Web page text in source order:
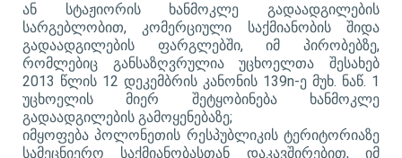
ან სტაჟიორის ხანმოკლე გადაადგილების
სარგებლობით, კომერციული საქმიანობის შიდა
გადაადგილების ფარგლებში, იმ პირობებზე,
რომლებიც განსაზღვრულია უცხოელთა შესახებ
2013 წლის 12 დეკემბრის კანონის 139n-ე მუხ. ნაწ. 1
უცხოელის მიერ შეტყობინება ხანმოკლე
გადაადგილების გამოყენებაზე;
იმყოფება პოლონეთის რესპუბლიკის ტერიტორიაზე
სამეცნიერო საქმიანობასთან დაკავშირებით, იმ